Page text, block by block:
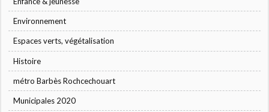
Environnement
Espaces verts, végétalisation
Histoire
métro Barbès Rochcechouart
Municipales 2020